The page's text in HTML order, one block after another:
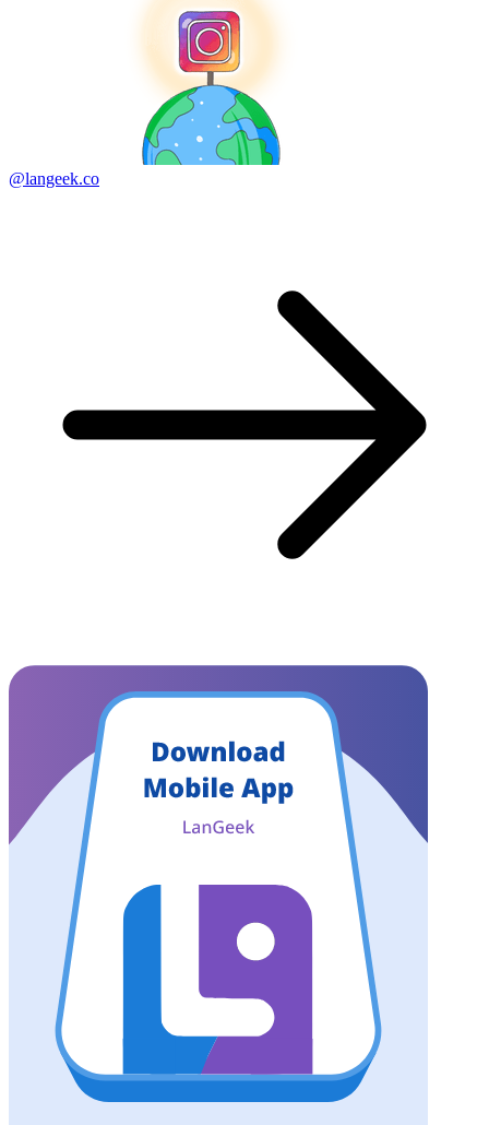
@langeek.co